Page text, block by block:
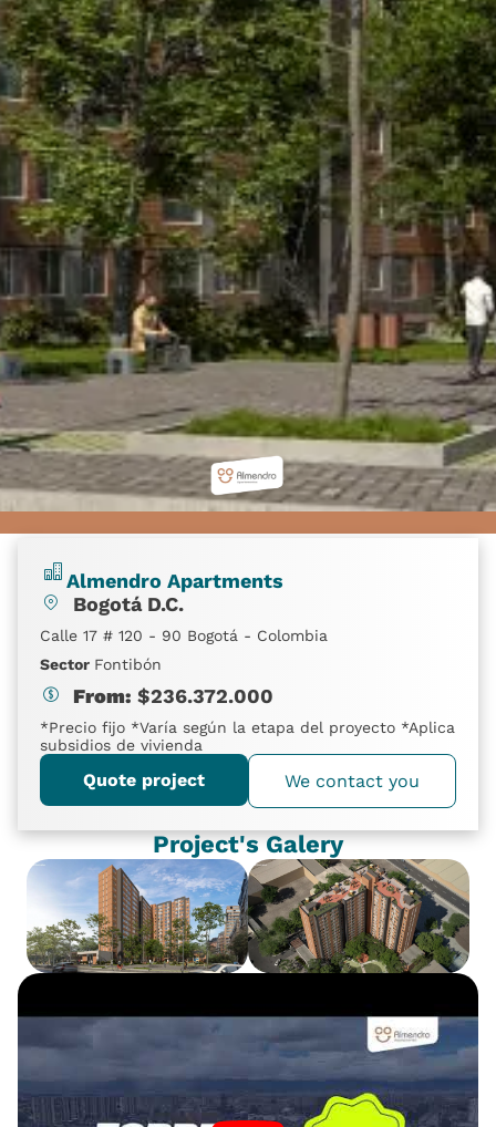
Almendro Apartments
Bogotá D.C.
Calle 17 # 120 - 90 Bogotá - Colombia
Sector Fontibón
From: $236.372.000
*Precio fijo *Varía según la etapa del proyecto *Aplica
subsidios de vivienda
Quote project We contact you
Project's Galery